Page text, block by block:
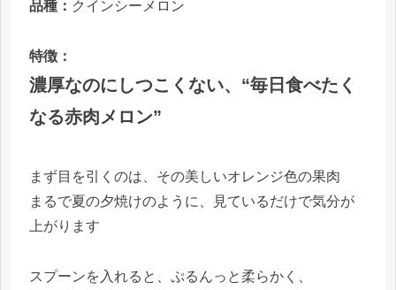
品種： クインシーメロン
特徴：
濃厚なのにしつこくない、“毎日食べたく
なる赤肉メロン”
まず目を引くのは、その美しいオレンジ色の果肉
まるで夏の夕焼けのように、見ているだけで気分が
上がります
スプーンを入れると、ぷるんっと柔らかく、